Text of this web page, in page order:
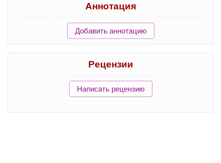
Аннотация
Добавить аннотацию
Рецензии
Написать рецензию